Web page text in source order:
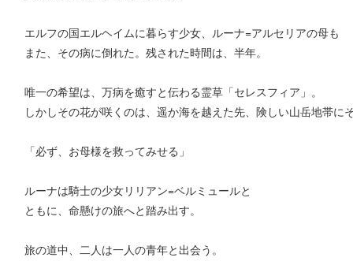
エルフの国エルヘイムに暮らす少女、ルーナ=アルセリアの母も
また、その病に倒れた。残された時間は、半年。
唯一の希望は、万病を癒すと伝わる霊草「セレスフィア」。
しかしその花が咲くのは、遥か海を越えた先、険しい山岳地帯に
「必ず、お母様を救ってみせる」
ルーナは騎士の少女リリアン=ベルミュールと
ともに、命懸けの旅へと踏み出す。
旅の道中、二人は一人の青年と出会う。